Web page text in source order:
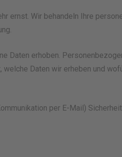
ernst. Wir behandeln Ihre
Daten erhoben.
Daten wir erheben und
per E-Mail)